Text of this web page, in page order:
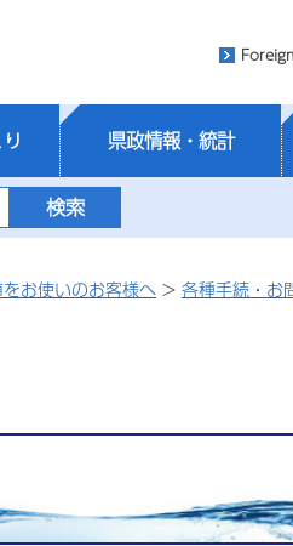
県政情報・統計
お使いのお客様へ > 各種手続・お